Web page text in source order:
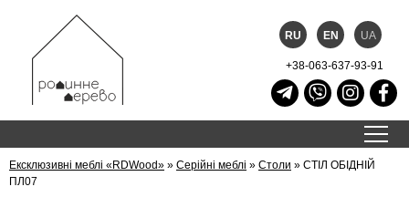
RU EN UA
+38-063-637-93-91
Ексклюзивні меблі «RDWood» » Серійні меблі » Столи » СТІЛ ОБІДНІЙ
ПЛ07